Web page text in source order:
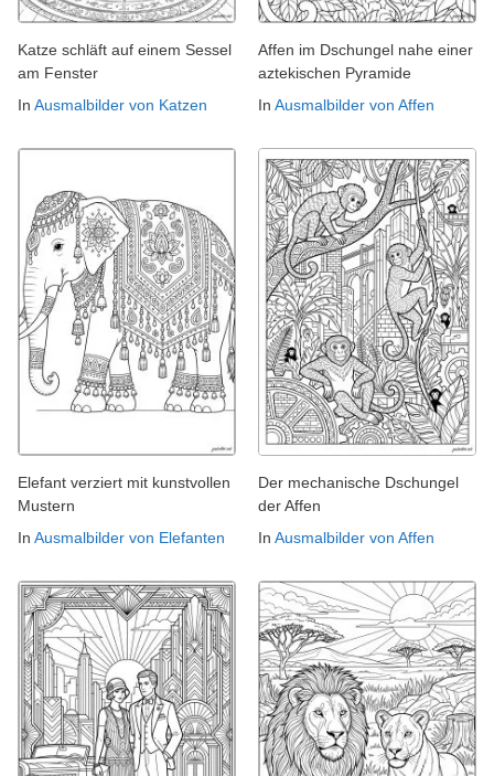
Katze schläft auf einem Sessel
am Fenster
In Ausmalbilder von Katzen
Affen im Dschungel nahe einer
aztekischen Pyramide
In Ausmalbilder von Affen
Elefant verziert mit kunstvollen
Mustern
In Ausmalbilder von Elefanten
Der mechanische Dschungel
der Affen
In Ausmalbilder von Affen